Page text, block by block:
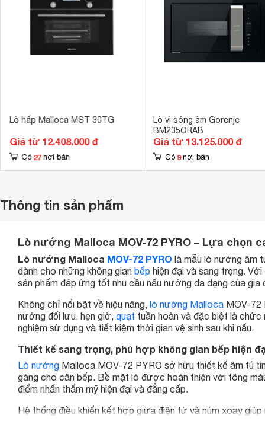
Lò hấp Malloca MST 30TG
Giá từ 12.408.000 đ
Có 27 nơi bán
Lò vi sóng âm Gorenje
BM235ORAB
Giá từ 13.125.000 đ
Có 9 nơi bán
Thông tin sản phẩm
Lò nướng Malloca MOV-72 PYRO – Lựa chọn
Lò nướng Malloca MOV-72 PYRO là mẫu lò nướng âm
dành cho những không gian bếp hiện đại và sang trọng.
sản phẩm đáp ứng tốt nhu cầu nấu nướng đa dạng của
Không chỉ nổi bật về hiệu năng, lò nướng Malloca MOV-72
nướng đối lưu, hẹn giờ, quạt tuần hoàn và đặc biệt là chức
nghiệm sử dụng và tiết kiệm thời gian vệ sinh sau khi nấu.
Thiết kế sang trọng, phù hợp không gian bếp hiện
Lò nướng Malloca MOV-72 PYRO sở hữu thiết kế âm tủ
gàng cho căn bếp. Bề mặt lò được hoàn thiện với tông
điểm nhấn thẩm mỹ hiện đại và đẳng cấp.
Hệ thống điều khiển kết hợp giữa điện tử và núm xoay